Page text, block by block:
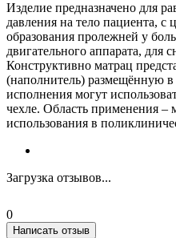
Изделие предназначено для
давления на тело пациента, с
образования пролежней у
двигательного аппарата, для
Конструктивно матрац
(наполнитель) размещённую
исполнения могут
чехле. Область применения –
использования в
Загрузка отзывов...
0
Написать отзыв